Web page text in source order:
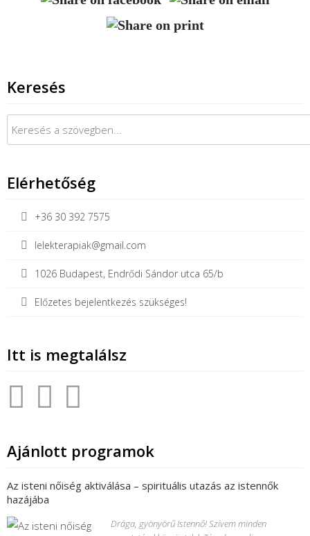
Keresés
Keresés:
Elérhetőség
+36 30 392 7575
lelekterapiak@gmail.com
1026 Budapest, Endrődi Sándor utca 65/b
Előzetes bejelentkezés szükséges!
Itt is megtalálsz
Ajánlott programok
Az isteni nőiség aktiválása – spirituális utazás az istennők
hazájába
Drága, gyönyörű Istennő! Szívem minden